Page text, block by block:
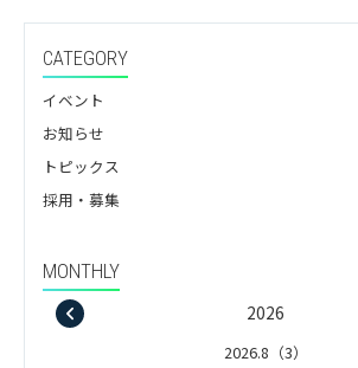
CATEGORY
イベント
お知らせ
トピックス
採用・募集
MONTHLY
2026
2026.8（3）